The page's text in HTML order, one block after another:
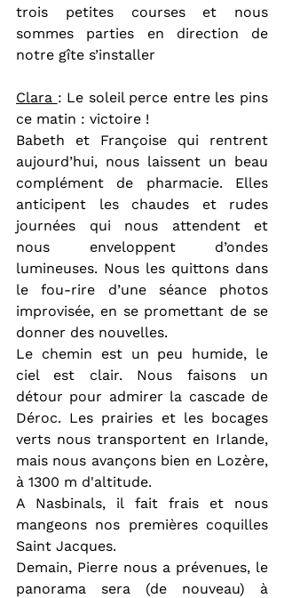
trois petites courses et nous
sommes parties en direction de
notre gîte s’installer
Clara : Le soleil perce entre les pins
ce matin : victoire !
Babeth et Françoise qui rentrent
aujourd’hui, nous laissent un beau
complément de pharmacie. Elles
anticipent les chaudes et rudes
journées qui nous attendent et
nous enveloppent d’ondes
lumineuses. Nous les quittons dans
le fou-rire d’une séance photos
improvisée, en se promettant de se
donner des nouvelles.
Le chemin est un peu humide, le
ciel est clair. Nous faisons un
détour pour admirer la cascade de
Déroc. Les prairies et les bocages
verts nous transportent en Irlande,
mais nous avançons bien en Lozère,
à 1300 m d'altitude.
A Nasbinals, il fait frais et nous
mangeons nos premières coquilles
Saint Jacques.
Demain, Pierre nous a prévenues, le
panorama sera (de nouveau) à